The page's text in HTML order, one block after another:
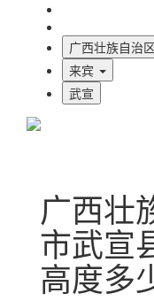
广西壮族自治区
来宾
武宣
广西壮
市武宣
高度多